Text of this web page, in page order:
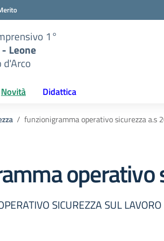
1°
Leone
Novità Didattica
funzionigramma operativo sicurezza a.s
SICUREZZA SUL